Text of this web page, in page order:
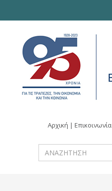
Αρχική | Επικοινωνία